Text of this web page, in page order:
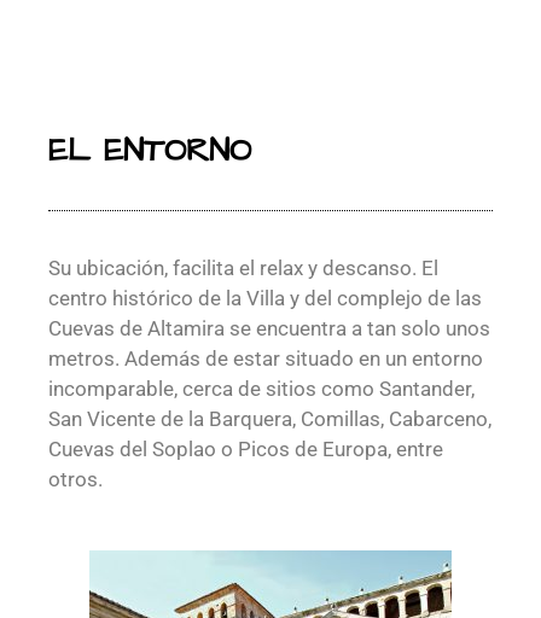
EL ENTORNO
Su ubicación, facilita el relax y descanso. El
centro histórico de la Villa y del complejo de las
Cuevas de Altamira se encuentra a tan solo unos
metros. Además de estar situado en un entorno
incomparable, cerca de sitios como Santander,
San Vicente de la Barquera, Comillas, Cabarceno,
Cuevas del Soplao o Picos de Europa, entre
otros.